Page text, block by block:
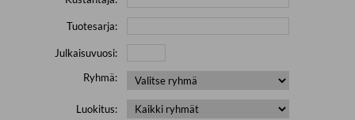
Tuotesarja:
Julkaisuvuosi:
Ryhmä:
Luokitus: